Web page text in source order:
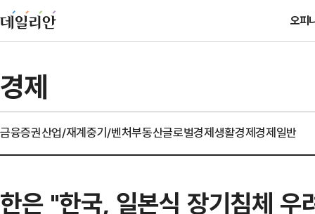
오피
경제
금융증권산업/재계중기/벤처부동산글로벌경제생활경제경제일반
한은 "한국, 일본식 장기침체